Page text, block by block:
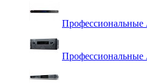
Профессиональные